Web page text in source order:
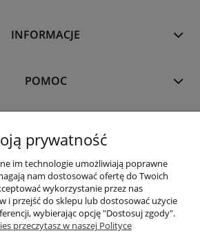
INFORMACJE
POMOC
I DOSTAWA
O NAS
prywatność
im technologie umożliwiają poprawne
nam dostosować ofertę do Twoich
wykorzystanie przez nas
i przejść do sklepu lub dostosować użycie
wybierając opcję "Dostosuj zgody".
przeczytasz w naszej Polityce